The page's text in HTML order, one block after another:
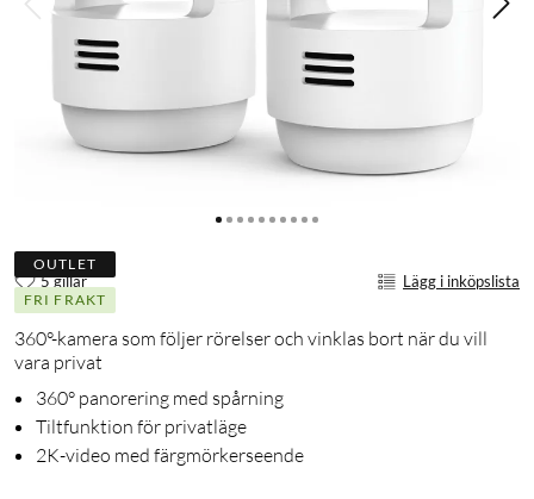
OUTLET
FRI FRAKT
5 gillar Lägg i inköpslista
360°-kamera som följer rörelser och vinklas bort när du vill
vara privat
360° panorering med spårning
Tiltfunktion för privatläge
2K-video med färgmörkerseende